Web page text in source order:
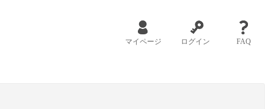
マイページ ログイン FAQ